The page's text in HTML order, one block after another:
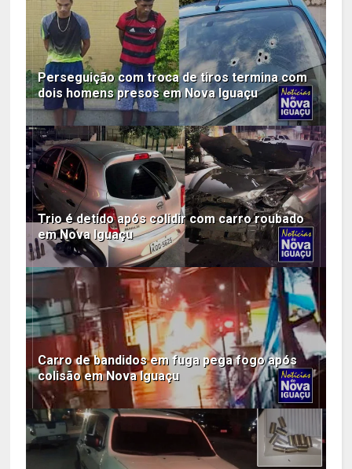
Perseguição com troca de tiros termina com
dois homens presos em Nova Iguaçu
Trio é detido após colidir com carro roubado
em Nova Iguaçu
Carro de bandidos em fuga pega fogo após
colisão em Nova Iguaçu